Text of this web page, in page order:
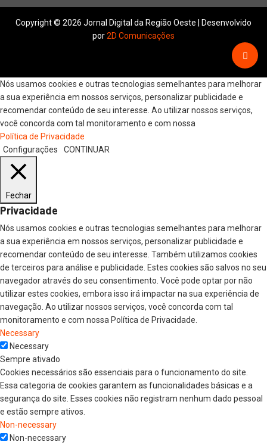
Copyright © 2026 Jornal Digital da Região Oeste | Desenvolvido
por2D Comunicações
Nós usamos cookies e outras tecnologias semelhantes para melhorar
a sua experiência em nossos serviços, personalizar publicidade e
recomendar conteúdo de seu interesse. Ao utilizar nossos serviços,
você concorda com tal monitoramento e com nossa
Política de Privacidade
Configurações
CONTINUAR
Fechar
Privacidade
Nós usamos cookies e outras tecnologias semelhantes para melhorar
a sua experiência em nossos serviços, personalizar publicidade e
recomendar conteúdo de seu interesse. Também utilizamos cookies
de terceiros para análise e publicidade. Estes cookies são salvos no seu
navegador através do seu consentimento. Você pode optar por não
utilizar estes cookies, embora isso irá impactar na sua experiência de
navegação. Ao utilizar nossos serviços, você concorda com tal
monitoramento e com nossa Política de Privacidade.
Necessary
Necessary
Sempre ativado
Cookies necessários são essenciais para o funcionamento do site.
Essa categoria de cookies garantem as funcionalidades básicas e a
segurança do site. Esses cookies não registram nenhum dado pessoal
e estão sempre ativos.
Non-necessary
Non-necessary